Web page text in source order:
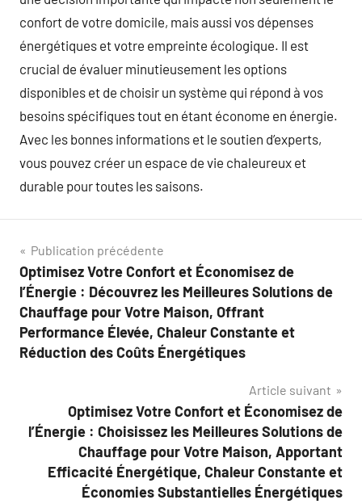
confort de votre domicile, mais aussi vos dépenses
énergétiques et votre empreinte écologique. Il est
crucial de évaluer minutieusement les options
disponibles et de choisir un système qui répond à vos
besoins spécifiques tout en étant économe en énergie.
Avec les bonnes informations et le soutien d’experts,
vous pouvez créer un espace de vie chaleureux et
durable pour toutes les saisons.
Navigation
de
l’article
Publication précédente
Optimisez Votre Confort et Économisez de
l’Énergie : Découvrez les Meilleures Solutions de
Chauffage pour Votre Maison, Offrant
Performance Élevée, Chaleur Constante et
Réduction des Coûts Énergétiques
Article suivant
Optimisez Votre Confort et Économisez de
l’Énergie : Choisissez les Meilleures Solutions de
Chauffage pour Votre Maison, Apportant
Efficacité Énergétique, Chaleur Constante et
Économies Substantielles Énergétiques